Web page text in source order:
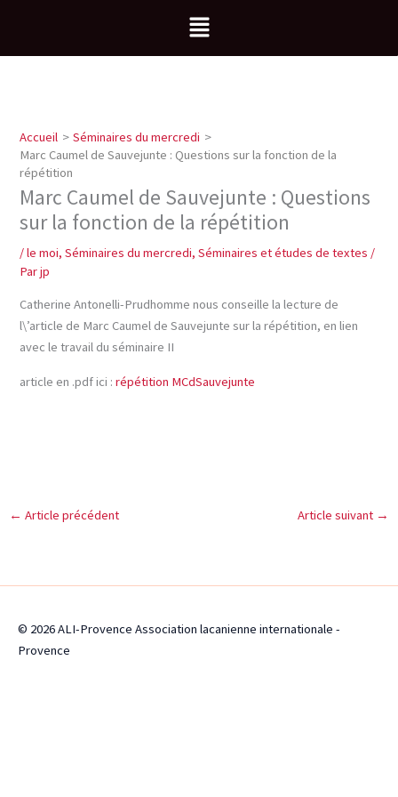
contenu
Menu
Accueil
Séminaires du mercredi
Marc Caumel de Sauvejunte : Questions sur la fonction de la
répétition
Marc Caumel de Sauvejunte : Questions
sur la fonction de la répétition
/le moi,Séminaires du mercredi,Séminaires et études de textes /
Parjp
Catherine Antonelli-Prudhomme nous conseille la lecture de
l\’article de Marc Caumel de Sauvejunte sur la répétition, en lien
avec le travail du séminaire II
article en .pdf ici :répétition MCdSauvejunte
← Article précédent Article suivant →
© 2026 ALI-Provence Association lacanienne internationale -
Provence